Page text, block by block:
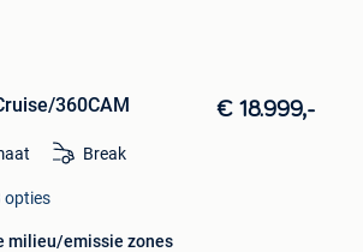
360CAM € 18.999,-
Break
opties
milieu/emissie zones